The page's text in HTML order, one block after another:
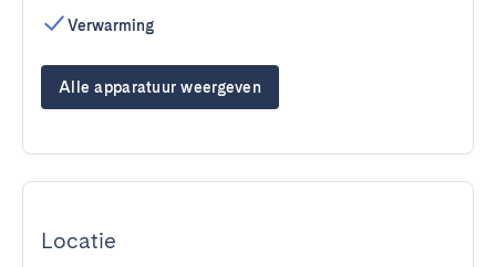
Verwarming
Alle apparatuur weergeven
Locatie